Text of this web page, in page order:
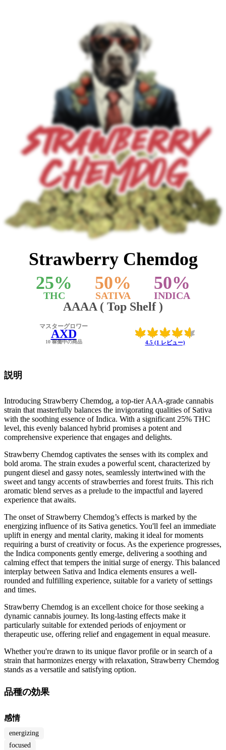
Strawberry Chemdog
25%
THC
50%
SATIVA
50%
INDICA
AAAA ( Top Shelf )
4.5 (1 レビュー)
マスターグロワー
AXD
10 稼働中の商品
説明
Introducing Strawberry Chemdog, a top-tier AAA-grade cannabis
strain that masterfully balances the invigorating qualities of Sativa
with the soothing essence of Indica. With a significant 25% THC
level, this evenly balanced hybrid promises a potent and
comprehensive experience that engages and delights.
Strawberry Chemdog captivates the senses with its complex and
bold aroma. The strain exudes a powerful scent, characterized by
pungent diesel and gassy notes, seamlessly intertwined with the
sweet and tangy accents of strawberries and forest fruits. This rich
aromatic blend serves as a prelude to the impactful and layered
experience that awaits.
The onset of Strawberry Chemdog’s effects is marked by the
energizing influence of its Sativa genetics. You'll feel an immediate
uplift in energy and mental clarity, making it ideal for moments
requiring a burst of creativity or focus. As the experience progresses,
the Indica components gently emerge, delivering a soothing and
calming effect that tempers the initial surge of energy. This balanced
interplay between Sativa and Indica elements ensures a well-
rounded and fulfilling experience, suitable for a variety of settings
and times.
Strawberry Chemdog is an excellent choice for those seeking a
dynamic cannabis journey. Its long-lasting effects make it
particularly suitable for extended periods of enjoyment or
therapeutic use, offering relief and engagement in equal measure.
Whether you're drawn to its unique flavor profile or in search of a
strain that harmonizes energy with relaxation, Strawberry Chemdog
stands as a versatile and satisfying option.
品種の効果
感情
energizing
focused